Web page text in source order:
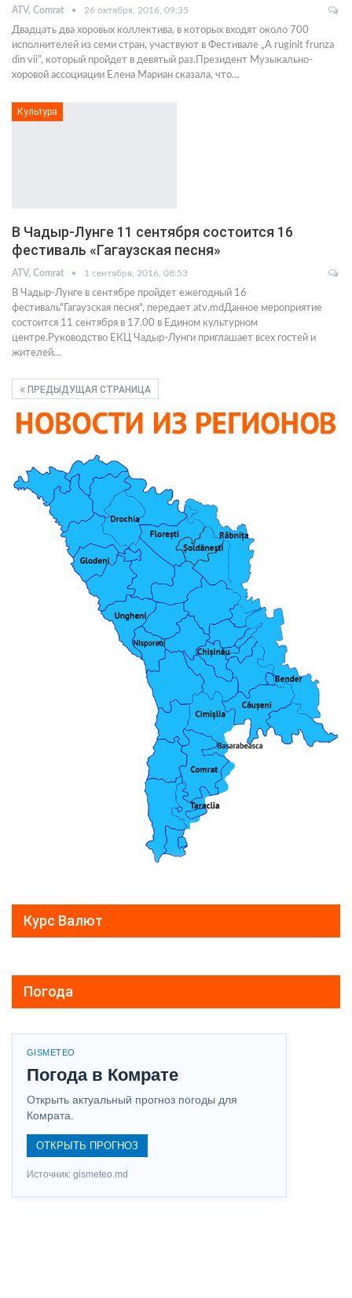
ATV, Comrat 26 октября, 2016, 09:35
Двадцать два хоровых коллектива, в которых входят около 700
исполнителей из семи стран, участвуют в Фестивале „A ruginit frunza
din vii”, который пройдет в девятый раз.Президент Музыкально-
хоровой ассоциации Елена Мариан сказала, что…
Культура
В Чадыр-Лунге 11 сентября состоится 16
фестиваль «Гагаузская песня»
ATV, Comrat 1 сентября, 2016, 08:53
В Чадыр-Лунге в сентябре пройдет ежегодный 16
фестиваль"Гагаузская песня", передает atv.mdДанное мероприятие
состоится 11 сентября в 17.00 в Едином культурном
центре.Руководство ЕКЦ Чадыр-Лунги приглашает всех гостей и
жителей…
ПРЕДЫДУЩАЯ СТРАНИЦА
Курс Валют
Погода
GISMETEO
Погода в Комрате
Открыть актуальный прогноз погоды для
Комрата.
ОТКРЫТЬ ПРОГНОЗ
Источник: gismeteo.md